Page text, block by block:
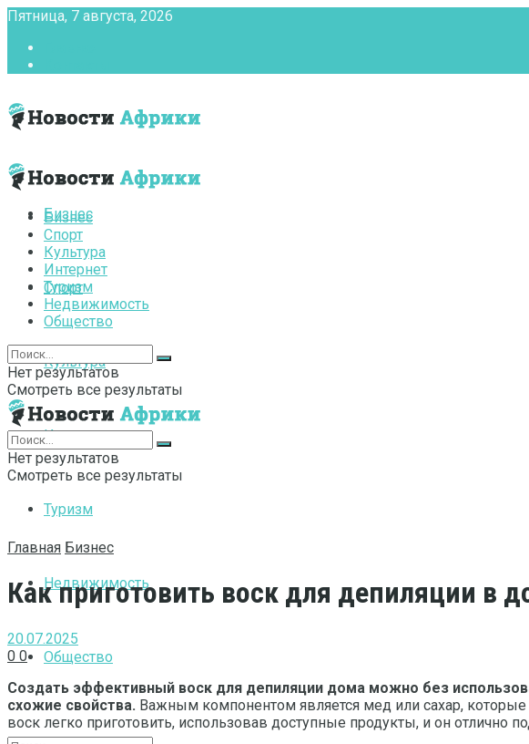
Пятница, 7 августа, 2026
Бизнес
Спорт
Культура
Интернет
Туризм
Недвижимость
Общество
Бизнес
Спорт
Культура
Интернет
Туризм
Недвижимость
Общество
Нет результатов
Смотреть все результаты
Нет результатов
Смотреть все результаты
Главная Бизнес
Как приготовить воск для депиляции в
20.07.2025
0 0
Создать эффективный воск для депиляции дома можно без
схожие свойства. Важным компонентом является мед или сахар,
воск легко приготовить, использовав доступные продукты, и он отлично